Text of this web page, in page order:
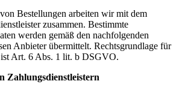
Bestellungen arbeiten wir mit dem
zusammen. Bestimmte
werden gemäß den nachfolgenden
Anbieter übermittelt. Rechtsgrundlage für
Art. 6 Abs. 1 lit. b DSGVO.
Zahlungsdienstleistern